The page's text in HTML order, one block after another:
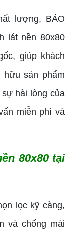
lượng, BẢO
lát nền 80x80
giúp khách
sản phẩm
hài lòng của
miễn phí và
80x80 tại
lọc kỹ càng,
và chống mài